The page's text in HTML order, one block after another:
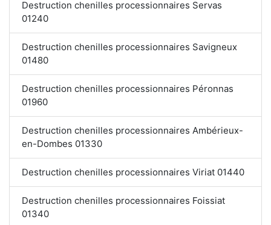
Destruction chenilles processionnaires Servas
01240
Destruction chenilles processionnaires Savigneux
01480
Destruction chenilles processionnaires Péronnas
01960
Destruction chenilles processionnaires Ambérieux-
en-Dombes 01330
Destruction chenilles processionnaires Viriat 01440
Destruction chenilles processionnaires Foissiat
01340